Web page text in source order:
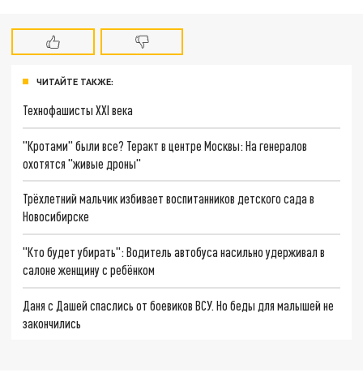
ЧИТАЙТЕ ТАКЖЕ:
Технофашисты XXI века
"Кротами" были все? Теракт в центре Москвы: На генералов
охотятся "живые дроны"
Трёхлетний мальчик избивает воспитанников детского сада в
Новосибирске
"Кто будет убирать": Водитель автобуса насильно удерживал в
салоне женщину с ребёнком
Даня с Дашей спаслись от боевиков ВСУ. Но беды для малышей не
закончились